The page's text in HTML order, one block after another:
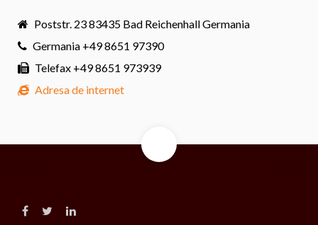
Poststr. 23 83435 Bad Reichenhall Germania
Germania +49 8651 97390
Telefax +49 8651 973939
Adresa de internet